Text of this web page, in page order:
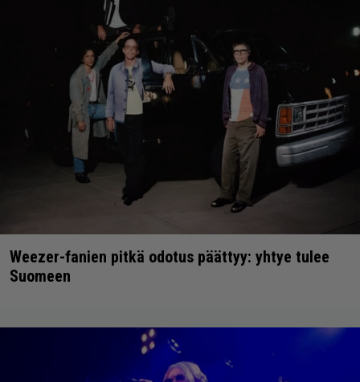
Weezer-fanien pitkä odotus päättyy: yhtye tulee
Suomeen